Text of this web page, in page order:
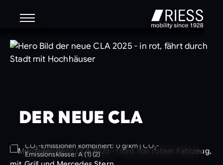
DER NEUE CLA
CO₂-Emissionen kombiniert: 0 g/km | CO₂-
Emissionsklasse: A (1) (2)